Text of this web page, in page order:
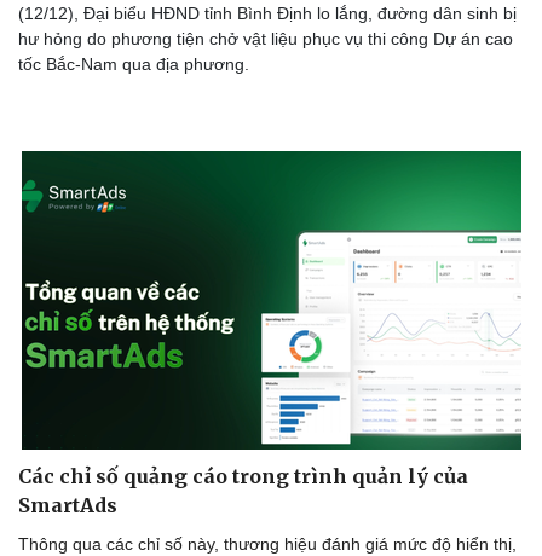
(12/12), Đại biểu HĐND tỉnh Bình Định lo lắng, đường dân sinh bị
hư hỏng do phương tiện chở vật liệu phục vụ thi công Dự án cao
tốc Bắc-Nam qua địa phương.
Các chỉ số quảng cáo trong trình quản lý của
SmartAds
Thông qua các chỉ số này, thương hiệu đánh giá mức độ hiển thị,